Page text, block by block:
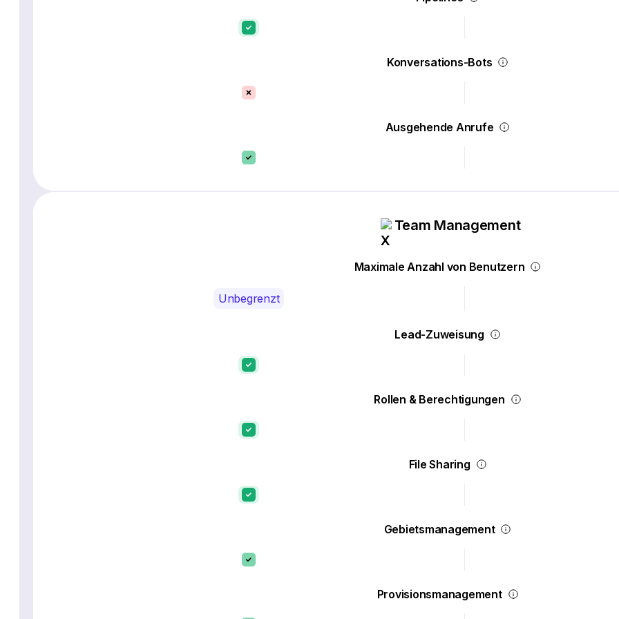
Konversations-Bots
Ausgehende Anrufe
Team Management
Maximale Anzahl von Benutzern
Unbegrenzt
Lead-Zuweisung
Rollen & Berechtigungen
File Sharing
Gebietsmanagement
Provisionsmanagement